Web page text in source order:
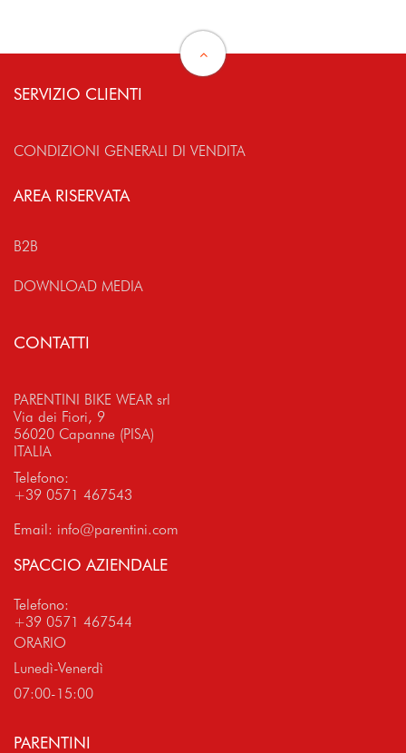
SERVIZIO CLIENTI
CONDIZIONI GENERALI DI VENDITA
AREA RISERVATA
B2B
DOWNLOAD MEDIA
CONTATTI
PARENTINI BIKE WEAR srl
Via dei Fiori, 9
56020 Capanne (PISA)
ITALIA
Telefono:
+39 0571 467543
Email: info@parentini.com
SPACCIO AZIENDALE
Telefono:
+39 0571 467544
ORARIO
Lunedì-Venerdì
07:00-15:00
PARENTINI